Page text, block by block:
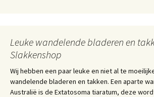
Leuke wandelende bladeren en
Slakkenshop
Wij hebben een paar leuke en niet al te
wandelende bladeren en takken. Een aparte
Australië is de Extatosoma tiaratum, deze